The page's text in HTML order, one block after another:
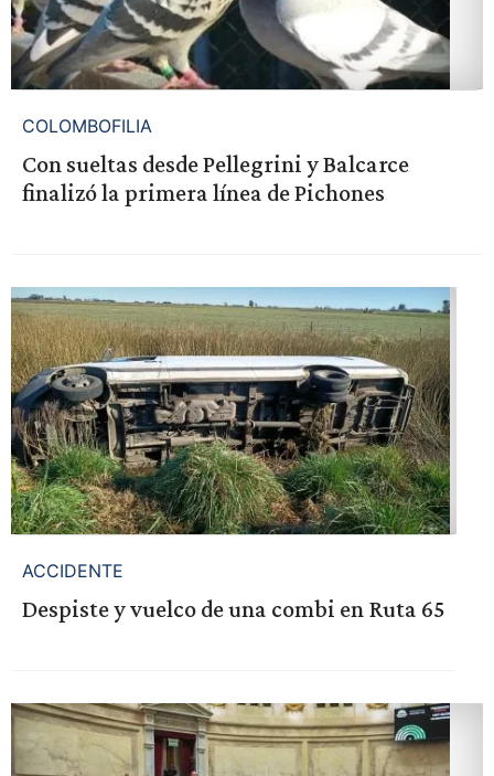
COLOMBOFILIA
Con sueltas desde Pellegrini y Balcarce
finalizó la primera línea de Pichones
ACCIDENTE
Despiste y vuelco de una combi en Ruta 65